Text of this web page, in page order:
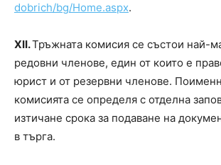
dobrich/bg/Home.aspx.
ХII.Тръжната комисия се състои най-
редовни членове, един от които е
юрист и от резервни членове.
комисията се определя с отделна
изтичане срока за подаване на
в търга.